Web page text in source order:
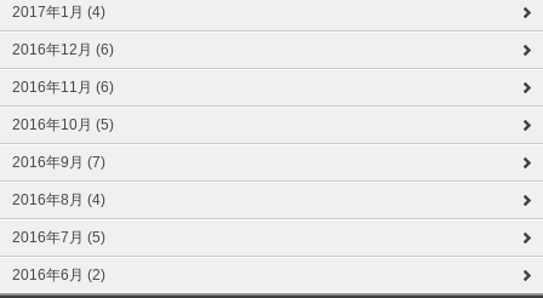
2017年1月 (4)
2016年12月 (6)
2016年11月 (6)
2016年10月 (5)
2016年9月 (7)
2016年8月 (4)
2016年7月 (5)
2016年6月 (2)